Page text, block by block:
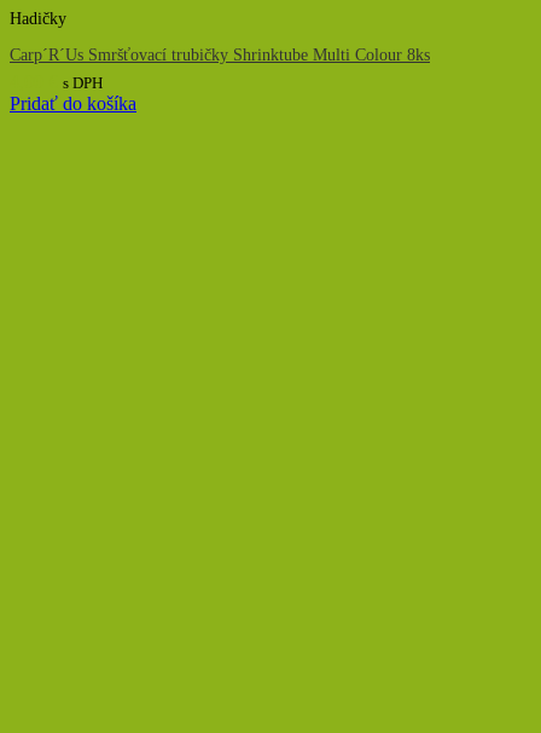
Hadičky
Carp´R´Us Smršťovací trubičky Shrinktube Multi Colour 8ks
s DPH
Pridať do košíka